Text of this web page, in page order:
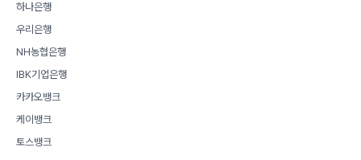
하나은행
우리은행
NH농협은행
IBK기업은행
카카오뱅크
케이뱅크
토스뱅크